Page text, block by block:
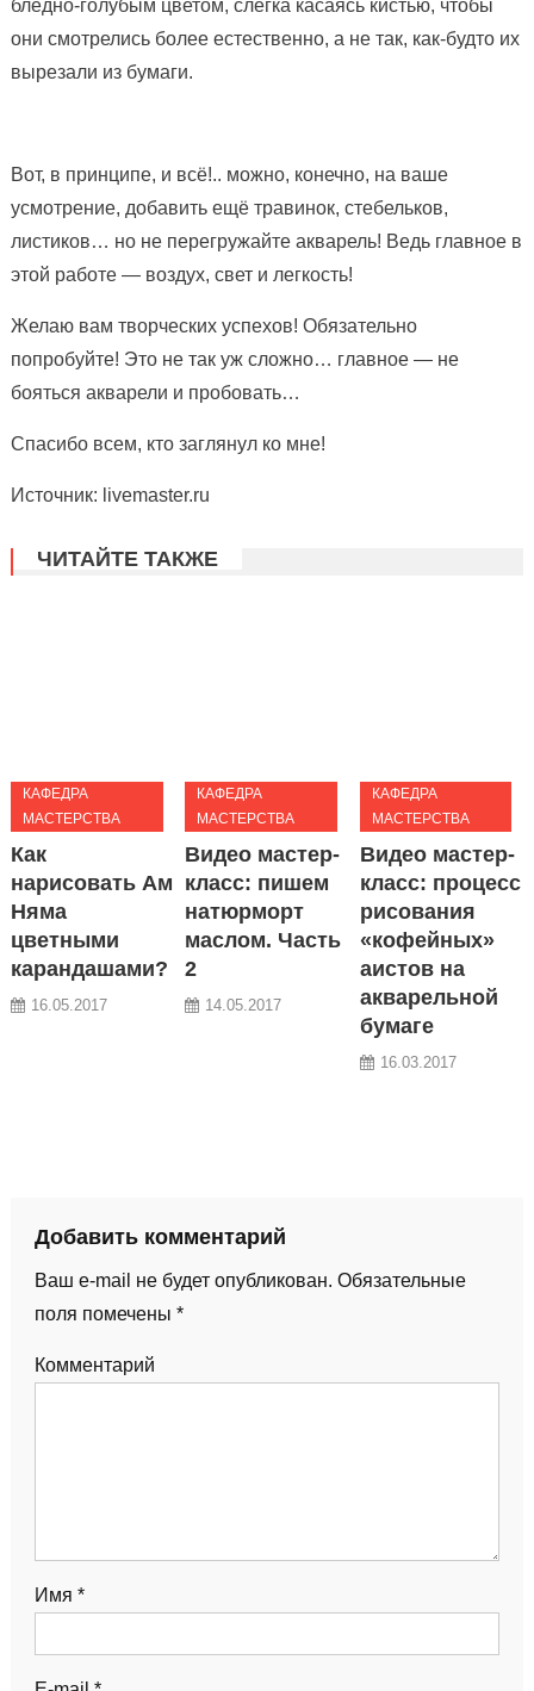
бледно-голубым цветом, слегка касаясь кистью, чтобы
они смотрелись более естественно, а не так, как-будто их
вырезали из бумаги.
Вот, в принципе, и всё!.. можно, конечно, на ваше
усмотрение, добавить ещё травинок, стебельков,
листиков… но не перегружайте акварель! Ведь главное в
этой работе — воздух, свет и легкость!
Желаю вам творческих успехов! Обязательно
попробуйте! Это не так уж сложно… главное — не
бояться акварели и пробовать…
Спасибо всем, кто заглянул ко мне!
Источник: livemaster.ru
ЧИТАЙТЕ ТАКЖЕ
КАФЕДРА
МАСТЕРСТВА
Как
нарисовать Ам
Няма
цветными
карандашами?
16.05.2017
КАФЕДРА
МАСТЕРСТВА
Видео мастер-
класс: пишем
натюрморт
маслом. Часть
2
14.05.2017
КАФЕДРА
МАСТЕРСТВА
Видео мастер-
класс: процесс
рисования
«кофейных»
аистов на
акварельной
бумаге
16.03.2017
Добавить комментарий
Ваш e-mail не будет опубликован. Обязательные
поля помечены *
Комментарий
Имя *